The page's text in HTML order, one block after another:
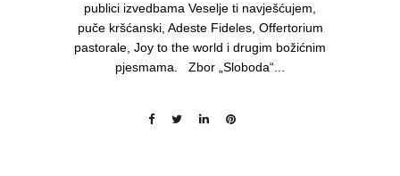
publici izvedbama Veselje ti navješćujem,
puče kršćanski, Adeste Fideles, Offertorium
pastorale, Joy to the world i drugim božićnim
pjesmama. Zbor „Sloboda“...